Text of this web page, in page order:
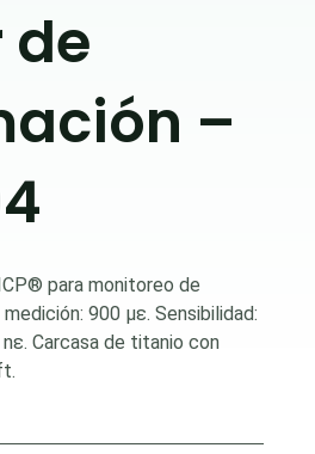
de
–
para monitoreo de
900 µε. Sensibilidad:
Carcasa de titanio con